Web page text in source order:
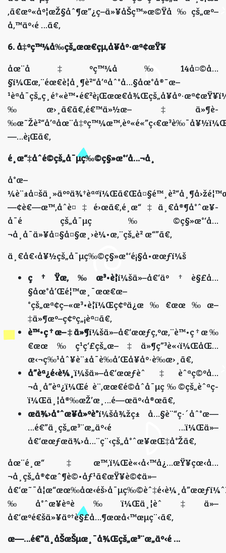
‚ã€æº«åº¦æŽ§åˆ¶æ”¿ç­–ä»¥åŠç™»æ©Ÿå‰çš„æº–
å‚™äº‹é …ã€‚
6. å‡ºç™¼å‰çš„æœ€çµ‚å¥åº·æª¢æŸ¥
åœ¨å‡ºç™¼å‰14å¤©å…
§ï¼Œæ‚¨éœ€è¦å¸¶è²“å’ªåˆ°å…§åœ°å®˜æ–
‰æ›¸ã€ã€‚é€™ä»½æ–‡ä»¶è­
—…è¡Œã€‚
é¸æ“‡åˆé©çš„å¯µç‰©ç§»æ°‘å…¬å¸
å°æ–
—¢è€—æ™‚åˆè¤‡é›œã€‚é¸æ“‡ä¸€å®¶å°ˆæ¥­
å¯é çš„å¯µç‰©ç§»æ°‘å…
¬å¸å¯ä»¥å¤§å¤§æ¸›è¼•æ‚¨çš„è² æ“”ã€‚
ä¸€å€‹å¥½çš„å¯µç‰©ç§»æ°‘é¡§å•æœƒï¼š
ç†Ÿæ‚‰æ³•è¦ï¼šä»–å€‘äº†è§£å…
§åœ°å’Œé¦™æ¸¯æœ€æ–
°çš„æª¢ç–«æ³•è¦ï¼Œç¢ºä¿æ‰€æœ‰æ–
‡ä»¶æº–ç¢ºç„¡èª¤ã€‚
è™•ç†æ–‡ä»¶ï¼šä»–å€‘æœƒç‚ºæ‚¨è™•ç†æ‰
€æœ‰ç¹ç‘£çš„æ–‡ä»¶ç”³è«‹ï¼ŒåŒ…
æ‹¬ç‰¹åˆ¥è¨±å¯è­‰å’Œå¥åº·è­‰æ›¸ã€‚
å”èª¿é‹è¼¸ï¼šä»–å€‘æœƒèˆ‡èˆªç©ºå…
¬å¸å”èª¿ï¼Œé è¨‚æœ€é©åˆå¯µç‰©çš„èˆªç­
ï¼Œä¸¦å®‰æŽ’æ¸…é—œäº‹å®œã€‚
æä¾›å°ˆæ¥­å»ºè­°ï¼šå¾žç± å…§è¨“ç·´åˆ°æ—
…é€”ä¸­çš„æ³¨æ„äº‹é …ï¼Œä»–
å€‘æœƒæä¾›å…¨ç¨‹çš„å°ˆæ¥­æŒ‡å°Žã€‚
åœ¨é¸æ“‡æ™‚ï¼Œè«‹å‹™å¿…æŸ¥çœ‹å…
¬å¸çš„å®¢æˆ¶è©•åƒ¹ã€æŸ¥è©¢ä»–
‰å°ˆæ¥­èªè­‰ï¼Œä¸¦èˆ‡ä»–
å€‘æºé€šä»¥äº†è§£å…¶æœå‹™æµç¨‹ã€‚
æ—…é€”ä¸­åŠæŠµæ¸¯å¾Œçš„æ³¨æ„äº‹é …